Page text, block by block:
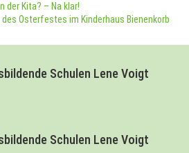
der Kita? – Na klar!
Osterfestes im Kinderhaus Bienenkorb
Schulen Lene Voigt
Schulen Lene Voigt